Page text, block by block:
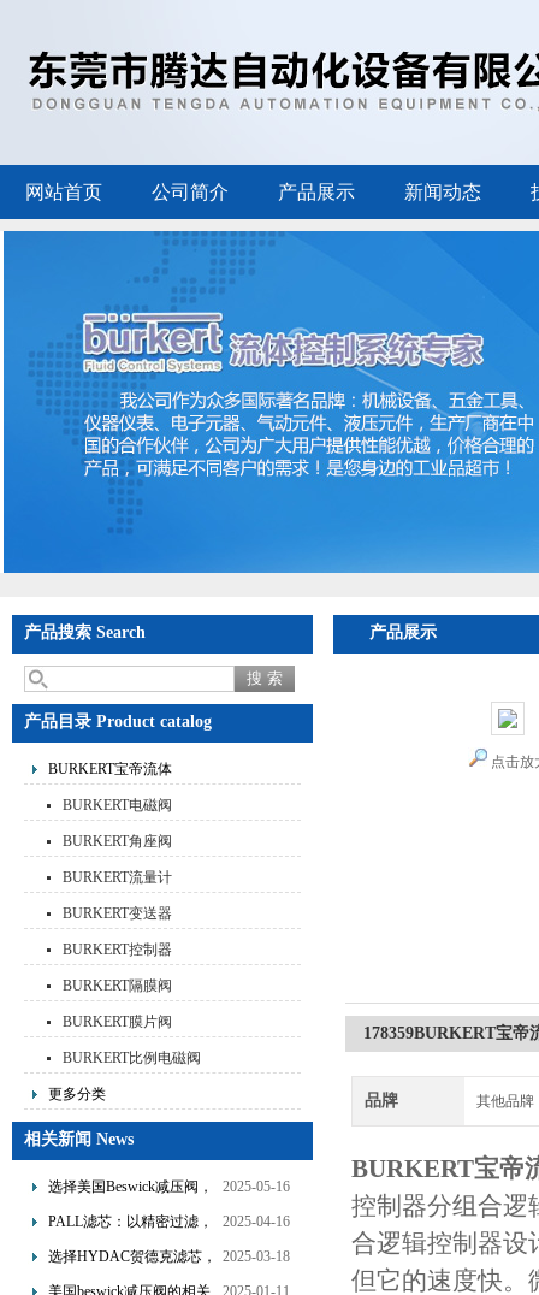
网站首页 公司简介 产品展示 新闻动态
产品搜索 Search
产品目录 Product catalog
BURKERT宝帝流体
BURKERT电磁阀
BURKERT角座阀
BURKERT流量计
BURKERT变送器
BURKERT控制器
BURKERT隔膜阀
BURKERT膜片阀
BURKERT比例电磁阀
更多分类
相关新闻 News
选择美国Beswick减压阀，
提升流体系统效率
2025-05-16
PALL滤芯：以精密过滤，
为工业流体筑起“隐形安全
2025-04-16
选择HYDAC贺德克滤芯，
享受精准过滤与稳定性能
2025-03-18
美国beswick减压阀的相关
2025-01-11
产品展示
点击放
178359BURKERT宝帝
品牌 其他品牌
BURKERT宝帝
控制器分组合逻
合逻辑控制器设
但它的速度快。